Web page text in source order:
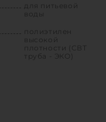
для питьевой
воды
полиэтилен
высокой
плотности (СВТ
труба - ЭКО)